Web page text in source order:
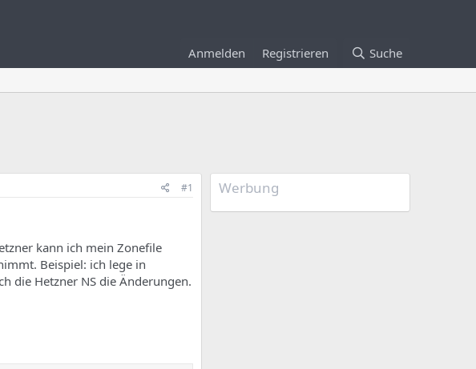
Anmelden Registrieren Suche
#1
kann ich mein Zonefile
Beispiel: ich lege in
die Hetzner NS die Änderungen.
Werbung